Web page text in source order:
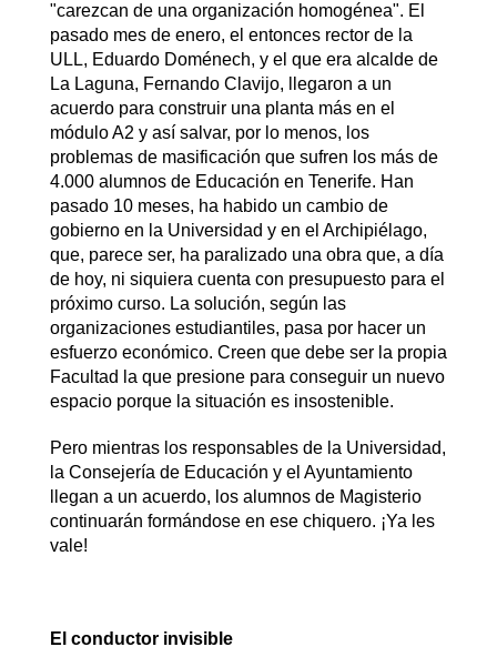
"carezcan de una organización homogénea". El
pasado mes de enero, el entonces rector de la
ULL, Eduardo Doménech, y el que era alcalde de
La Laguna, Fernando Clavijo, llegaron a un
acuerdo para construir una planta más en el
módulo A2 y así salvar, por lo menos, los
problemas de masificación que sufren los más de
4.000 alumnos de Educación en Tenerife. Han
pasado 10 meses, ha habido un cambio de
gobierno en la Universidad y en el Archipiélago,
que, parece ser, ha paralizado una obra que, a día
de hoy, ni siquiera cuenta con presupuesto para el
próximo curso. La solución, según las
organizaciones estudiantiles, pasa por hacer un
esfuerzo económico. Creen que debe ser la propia
Facultad la que presione para conseguir un nuevo
espacio porque la situación es insostenible.
Pero mientras los responsables de la Universidad,
la Consejería de Educación y el Ayuntamiento
llegan a un acuerdo, los alumnos de Magisterio
continuarán formándose en ese chiquero. ¡Ya les
vale!
El conductor invisible